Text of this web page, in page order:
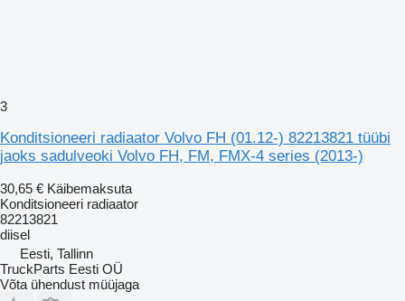
3
Konditsioneeri radiaator Volvo FH (01.12-) 82213821 tüübi
jaoks sadulveoki Volvo FH, FM, FMX-4 series (2013-)
30,65 € Käibemaksuta
Konditsioneeri radiaator
82213821
diisel
Eesti, Tallinn
TruckParts Eesti OÜ
Võta ühendust müüjaga